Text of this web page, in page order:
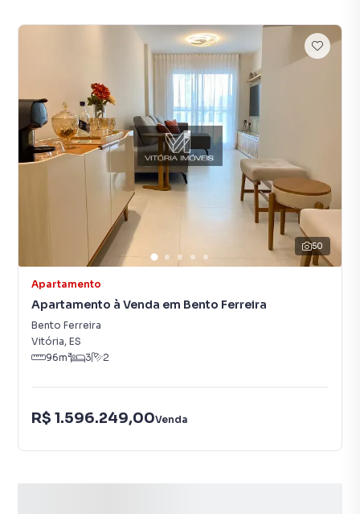
50
Apartamento
Apartamento à Venda em Bento Ferreira
Bento Ferreira
Vitória, ES
96m² 3 2
R$ 1.596.249,00Venda